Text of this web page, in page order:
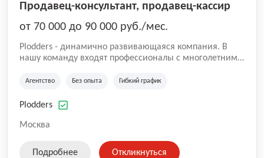
Продавец-консультант, продавец-кассир
от 70 000 до 90 000 руб./мес.
Plodders - динамично развивающаяся компания. В
нашу команду входят профессионалы с многолетним
на рынке аутсорсинга, а накопленный опыт позволяют
оказываемых услуг.
Агентство Без опыта Гибкий график
Plodders
Москва
Подробнее Откликнуться